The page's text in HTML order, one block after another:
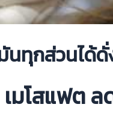
นทุกส่วนได้
เมโสแฟต